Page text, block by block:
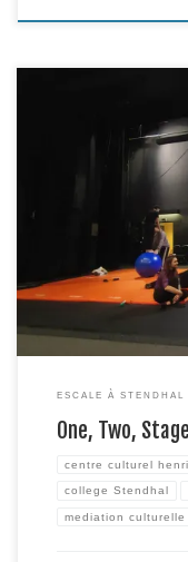
Pour la 4e année
Desbals et le collège
découverte des arts du
associés au projet «
ESCALE À STENDHAL
One, Two,
centre culturel
college Stendhal
mediation culturelle